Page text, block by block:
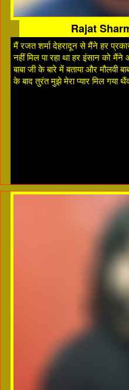
Rajat
मैं रजत शर्मा देहरादून से मैंने हर
नहीं मिल पा रहा था हर इंसान को
बाबा जी के बारे में बताया और मौलवी
के बाद तुरंत मुझे मेरा प्यार मिल गया